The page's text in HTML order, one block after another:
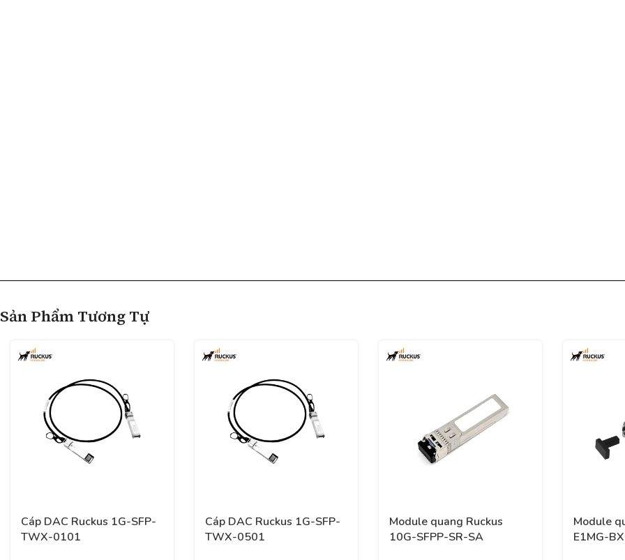
Sản Phẩm Tương Tự
Cáp DAC Ruckus 1G-SFP-
TWX-0101
Cáp DAC Ruckus 1G-SFP-
TWX-0501
Module quang Ruckus
10G-SFPP-SR-SA
Module
E1MG-